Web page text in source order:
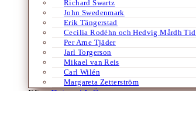
Richard Swartz
John Swedenmark
Erik Tängerstad
Cecilia Rodéhn och Hedvig Mårdh
Per Arne Tjäder
Jarl Torgerson
Mikael van Reis
Carl Wilén
Margareta Zetterström
Efter:Datum /A-Ö